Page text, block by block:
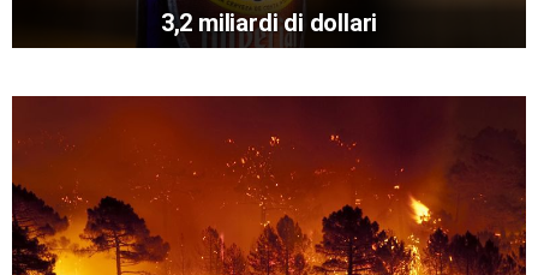
3,2 miliardi di dollari